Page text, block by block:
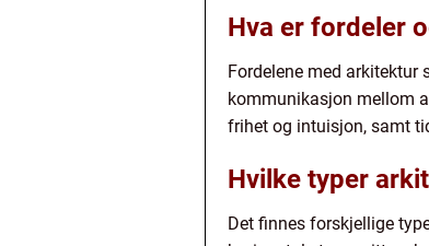
Hva er fordeler
Fordelene med
kommunikasjon mellom
frihet og intuisjon, samt
Hvilke typer
Det finnes forskjellige